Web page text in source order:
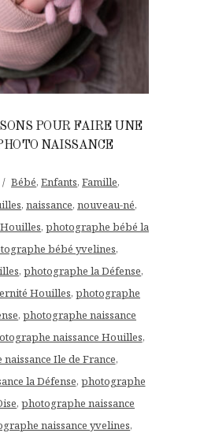
POUR FAIRE UNE
NAISSANCE
Bébé, Enfants, Famille,
, naissance, nouveau-né,
, photographe bébé la
bébé yvelines,
, photographe la Défense,
Houilles, photographe
, photographe naissance
naissance Houilles,
Ile de France,
la Défense, photographe
, photographe naissance
naissance yvelines,